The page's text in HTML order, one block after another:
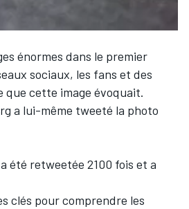
énormes dans le premier
sociaux, les fans et des
que cette image évoquait.
a lui-même tweeté la photo
été retweetée 2100 fois et a
clés pour comprendre les